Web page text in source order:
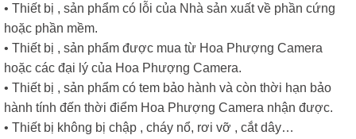
• Thiết bị , sản phẩm có lỗi của Nhà sản xuất về phần cứng
hoặc phần mềm.
• Thiết bị , sản phẩm được mua từ Hoa Phượng Camera
hoặc các đại lý của Hoa Phượng Camera.
• Thiết bị , sản phẩm có tem bảo hành và còn thời hạn bảo
hành tính đến thời điểm Hoa Phượng Camera nhận được.
• Thiết bị không bị chập , cháy nổ, rơi vỡ , cắt dây…